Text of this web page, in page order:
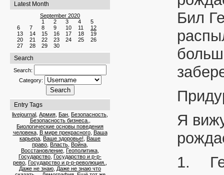
Latest Month
September 2020
1
2 3 4
5
6
7 8 9 10 11
12
13
14 15 16 17 18
19
20
21 22 23 24 25
26
27
28 29 30
Search
Search:
Category:
Entry Tags
livejournal Армия Бан Безопасность
Безопасность бизнеса.
Биологические основы поведения
человека, В мире прекрасного, Ваша
карьера Ваше здоровье! Ваше
право Власть Война
Восстановление Геополитика
Государство Государство и р-р-
рево Государство и р-р-революция.
Даже не знаю Даже не знаю что
Бил
Я
1.